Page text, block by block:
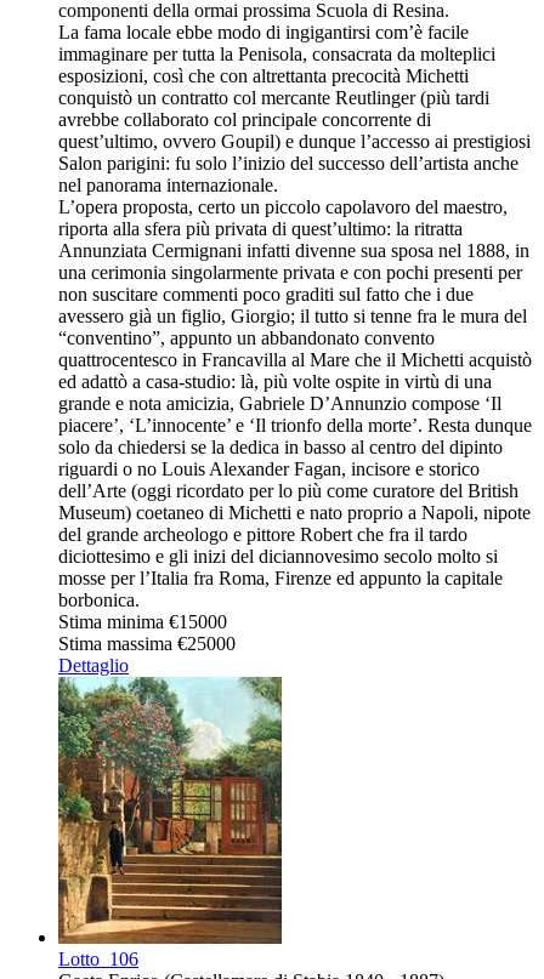
componenti della ormai prossima Scuola di Resina.
La fama locale ebbe modo di ingigantirsi com’è facile
immaginare per tutta la Penisola, consacrata da molteplici
esposizioni, così che con altrettanta precocità Michetti
conquistò un contratto col mercante Reutlinger (più tardi
avrebbe collaborato col principale concorrente di
quest’ultimo, ovvero Goupil) e dunque l’accesso ai prestigiosi
Salon parigini: fu solo l’inizio del successo dell’artista anche
nel panorama internazionale.
L’opera proposta, certo un piccolo capolavoro del maestro,
riporta alla sfera più privata di quest’ultimo: la ritratta
Annunziata Cermignani infatti divenne sua sposa nel 1888, in
una cerimonia singolarmente privata e con pochi presenti per
non suscitare commenti poco graditi sul fatto che i due
avessero già un figlio, Giorgio; il tutto si tenne fra le mura del
“conventino”, appunto un abbandonato convento
quattrocentesco in Francavilla al Mare che il Michetti acquistò
ed adattò a casa-studio: là, più volte ospite in virtù di una
grande e nota amicizia, Gabriele D’Annunzio compose ‘Il
piacere’, ‘L’innocente’ e ‘Il trionfo della morte’. Resta dunque
solo da chiedersi se la dedica in basso al centro del dipinto
riguardi o no Louis Alexander Fagan, incisore e storico
dell’Arte (oggi ricordato per lo più come curatore del British
Museum) coetaneo di Michetti e nato proprio a Napoli, nipote
del grande archeologo e pittore Robert che fra il tardo
diciottesimo e gli inizi del diciannovesimo secolo molto si
mosse per l’Italia fra Roma, Firenze ed appunto la capitale
borbonica.
Stima minima €15000
Stima massima €25000
Dettaglio
Lotto 106